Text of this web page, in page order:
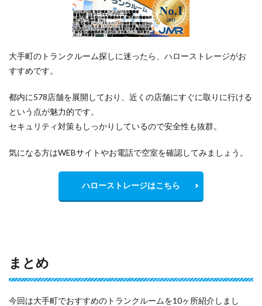
大手町のトランクルーム探しに迷ったら、ハローストレージがお
すすめです。
都内に578店舗を展開しており、近くの店舗にすぐに取りに行ける
という点が魅力的です。
セキュリティ対策もしっかりしているので安全性も抜群。
気になる方はWEBサイトやお電話で空室を確認してみましょう。
ハローストレージはこちら
まとめ
今回は大手町でおすすめのトランクルームを10ヶ所紹介しまし